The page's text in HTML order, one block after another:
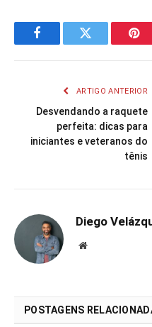
FacebookTwitter
ARTIGO ANTERIOR
Desvendando a raquete
perfeita: dicas para
iniciantes e veteranos do
tênis
Diego
Website
POSTAGENS